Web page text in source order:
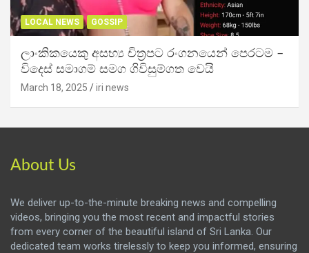
LOCAL NEWS GOSSIP
ලාංකිකයෙකු අසභ්‍ය චිත්‍රපට රංගනයෙන් පෙරටම –
විදෙස් සමාගම් සමග ගිවිසුම්ගත වෙයි
March 18, 2025 iri news
About Us
We deliver up-to-the-minute breaking news and compelling
videos, bringing you the most recent and impactful stories
from every corner of the beautiful island of Sri Lanka. Our
dedicated team works tirelessly to keep you informed, ensuring